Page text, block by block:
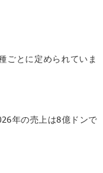
ごとに定められていま
年の売上は8億ドンで